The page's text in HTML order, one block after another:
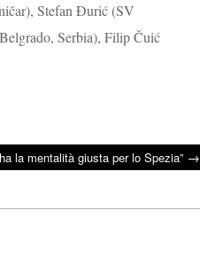
Stefan Đurić (SV
Serbia), Filip Čuić
la mentalità giusta per lo Spezia” →